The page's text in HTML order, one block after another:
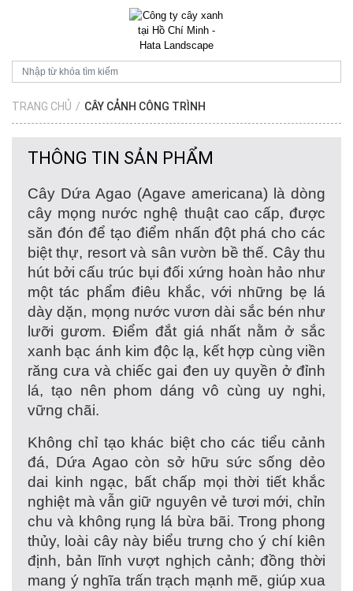
TRANG CHỦ / CÂY CẢNH CÔNG TRÌNH
THÔNG TIN SẢN PHẨM
Cây Dứa Agao (Agave americana) là dòng
cây mọng nước nghệ thuật cao cấp, được
săn đón để tạo điểm nhấn đột phá cho các
biệt thự, resort và sân vườn bề thế. Cây thu
hút bởi cấu trúc bụi đối xứng hoàn hảo như
một tác phẩm điêu khắc, với những bẹ lá
dày dặn, mọng nước vươn dài sắc bén như
lưỡi gươm. Điểm đắt giá nhất nằm ở sắc
xanh bạc ánh kim độc lạ, kết hợp cùng viền
răng cưa và chiếc gai đen uy quyền ở đỉnh
lá, tạo nên phom dáng vô cùng uy nghi,
vững chãi.
Không chỉ tạo khác biệt cho các tiểu cảnh
đá, Dứa Agao còn sở hữu sức sống dẻo
dai kinh ngạc, bất chấp mọi thời tiết khắc
nghiệt mà vẫn giữ nguyên vẻ tươi mới, chỉn
chu và không rụng lá bừa bãi. Trong phong
thủy, loài cây này biểu trưng cho ý chí kiên
định, bản lĩnh vượt nghịch cảnh; đồng thời
mang ý nghĩa trấn trạch mạnh mẽ, giúp xua